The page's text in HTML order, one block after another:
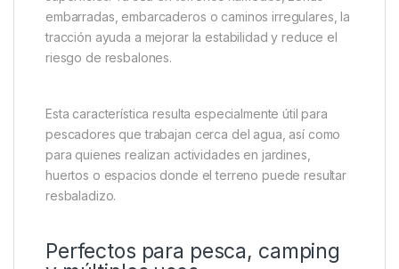
facilidad de mantenimiento convierte estos zuecos
en una opción muy práctica para usuarios activos.
caminar con seguridad
Uno de los elementos más destacados de este
modelo es su suela diseñada para proporcionar un
excelente agarre sobre distintos tipos de
tracción ayuda a mejorar la estabilidad y reduce el